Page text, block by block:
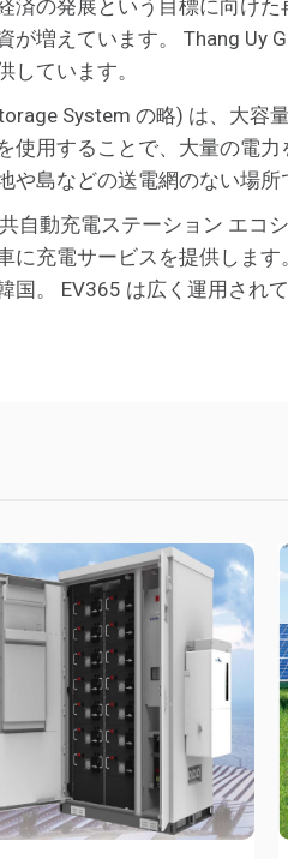
済の発展という目標に向け
が増えています。 Thang Uy
しています。
System の略) は、大
使用することで、大量の電
や島などの送電網のない場所
自動充電ステーション エコ
に充電サービスを提供しま
国。 EV365 は広く運用され